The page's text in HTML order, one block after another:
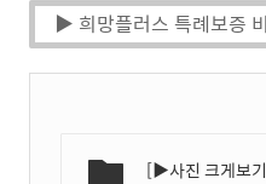
▶ 희망플러스 특례보증